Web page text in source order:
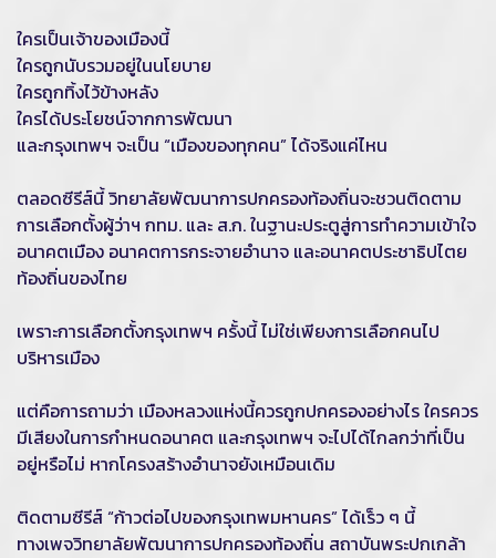
ใครเป็นเจ้าของเมืองนี้
ใครถูกนับรวมอยู่ในนโยบาย
ใครถูกทิ้งไว้ข้างหลัง
ใครได้ประโยชน์จากการพัฒนา
และกรุงเทพฯ จะเป็น “เมืองของทุกคน” ได้จริงแค่ไหน
ตลอดซีรีส์นี้ วิทยาลัยพัฒนาการปกครองท้องถิ่นจะชวนติดตาม
การเลือกตั้งผู้ว่าฯ กทม. และ ส.ก. ในฐานะประตูสู่การทำความเข้าใจ
อนาคตเมือง อนาคตการกระจายอำนาจ และอนาคตประชาธิปไตย
ท้องถิ่นของไทย
เพราะการเลือกตั้งกรุงเทพฯ ครั้งนี้ ไม่ใช่เพียงการเลือกคนไป
บริหารเมือง
แต่คือการถามว่า เมืองหลวงแห่งนี้ควรถูกปกครองอย่างไร ใครควร
มีเสียงในการกำหนดอนาคต และกรุงเทพฯ จะไปได้ไกลกว่าที่เป็น
อยู่หรือไม่ หากโครงสร้างอำนาจยังเหมือนเดิม
ติดตามซีรีส์ “ก้าวต่อไปของกรุงเทพมหานคร” ได้เร็ว ๆ นี้
ทางเพจวิทยาลัยพัฒนาการปกครองท้องถิ่น สถาบันพระปกเกล้า